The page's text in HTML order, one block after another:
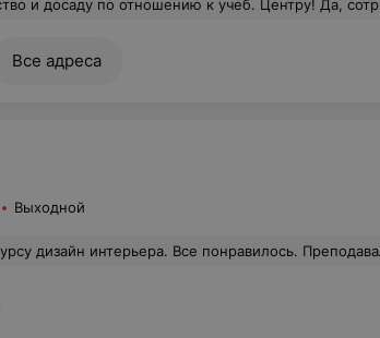
о такой возможности, мне перезвонили и озвучили стоимость такого варианта- то есть дали согласие, что я смогу пройти нужную мне тему за отдельную сумму. Я перезванивала несколько раз до декабря месяца, уточняя все ли в силе. В начале декабря я тоже позвонила, чтобы удостовериться, ведь скоро по моим подсчетам должна была быть тема. Меня уверили,что все в порядке и мне обязательно позвонят.Но к сожалению, о том что тема прошла я узнала из соцсети и сразу же набрала спросить- как так? Оказалось "так получилось" и мне предложили снова ждать, когда будет новый утренний курс проходить эту тему...а как же оговоренные десять раз "мы вас предупредим"
Все адреса
Выходной
отличный, все обьяснял доходчиво. Группа не большая у нас была 3 чел. Комфортно было заниматься. Были онлайн занятия